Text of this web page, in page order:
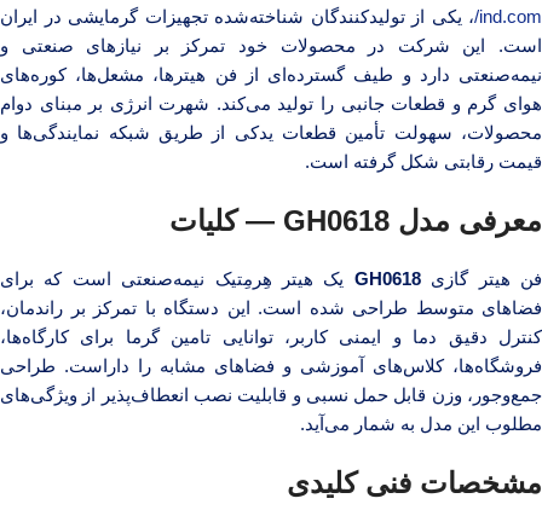
ind.com/ ، یکی از تولیدکنندگان شناخته‌شده تجهیزات گرمایشی در ایران
است. این شرکت در محصولات خود تمرکز بر نیازهای صنعتی و
نیمه‌صنعتی دارد و طیف گسترده‌ای از فن هیترها، مشعل‌ها، کوره‌های
هوای گرم و قطعات جانبی را تولید می‌کند. شهرت انرژی بر مبنای دوام
محصولات، سهولت تأمین قطعات یدکی از طریق شبکه نمایندگی‌ها و
قیمت رقابتی شکل گرفته است.
معرفی مدل GH0618 — کلیات
فن هیتر گازیGH0618 یک هیتر هِرمِتیک نیمه‌صنعتی است که برای
فضاهای متوسط طراحی شده است. این دستگاه با تمرکز بر راندمان،
کنترل دقیق دما و ایمنی کاربر، توانایی تامین گرما برای کارگاه‌ها،
فروشگاه‌ها، کلاس‌های آموزشی و فضاهای مشابه را داراست. طراحی
جمع‌وجور، وزن قابل حمل نسبی و قابلیت نصب انعطاف‌پذیر از ویژگی‌های
مطلوب این مدل به شمار می‌آید.
مشخصات فنی کلیدی